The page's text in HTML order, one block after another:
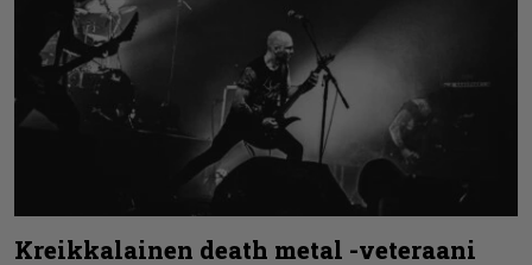
Kreikkalainen death metal -veteraani